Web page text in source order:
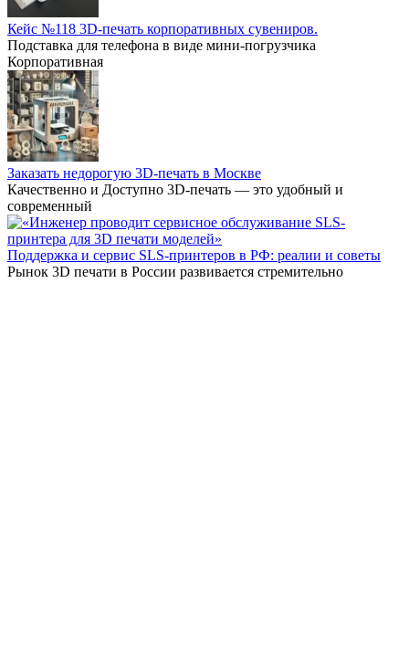
Кейс №118 3D-печать корпоративных сувениров.
Подставка для телефона в виде мини-погрузчика
Корпоративная
Заказать недорогую 3D-печать в Москве
Качественно и Доступно 3D-печать — это удобный и
современный
Поддержка и сервис SLS-принтеров в РФ: реалии и советы
Рынок 3D печати в России развивается стремительно